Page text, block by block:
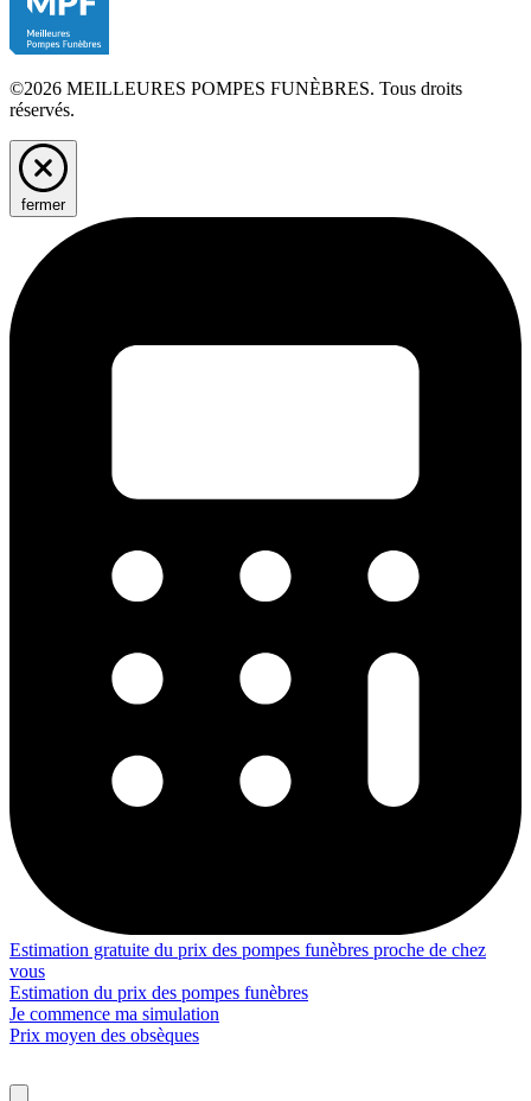
©2026 MEILLEURES POMPES FUNÈBRES. Tous droits
réservés.
fermer
Estimation gratuite du prix des pompes funèbres proche de chez
vous
Estimation du prix des pompes funèbres
Je commence ma simulation
Prix moyen des obsèques